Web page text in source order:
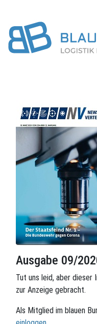
Ausgabe 09/
Tut uns leid, aber dieser
zur Anzeige gebracht.
Als Mitglied im blauen